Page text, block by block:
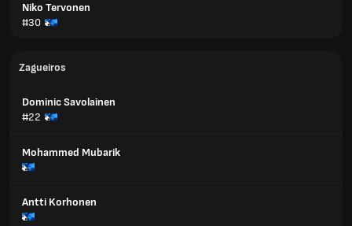
Niko Tervonen
#30
Zagueiros
Dominic Savolainen
#22
Mohammed Mubarik
Antti Korhonen